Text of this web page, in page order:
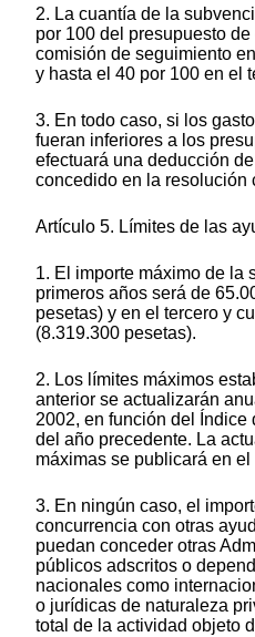
2. La cuantía de la
por 100 del presupuesto
comisión de seguimiento
y hasta el 40 por 100 en el
3. En todo caso, si los
fueran inferiores a los
efectuará una deducción
concedido en la resolución
Artículo 5. Límites de las
1. El importe máximo de la
primeros años será de
pesetas) y en el tercero y
(8.319.300 pesetas).
2. Los límites máximos
anterior se actualizarán
2002, en función del
del año precedente. La
máximas se publicará en
3. En ningún caso, el
concurrencia con otras
puedan conceder otras
públicos adscritos o
nacionales como
o jurídicas de naturaleza
total de la actividad objeto